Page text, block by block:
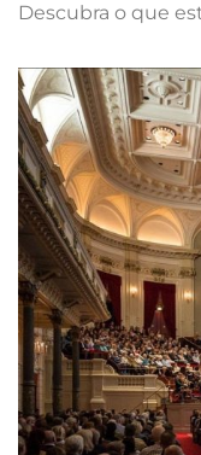
Descubra o que